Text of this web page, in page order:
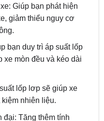
bạn duy trì áp suất lốp
mòn đều và kéo dài
lốp lơp sẽ giúp xe
nhiên liệu.
đại: Tăng thêm tính
của bạn.